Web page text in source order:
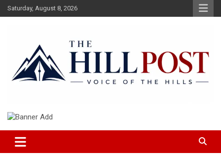
Skip
to
Saturday, August 8, 2026
The Hillpost